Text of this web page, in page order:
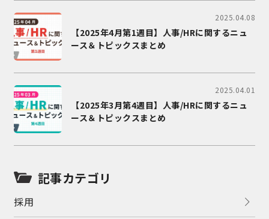
2025.04.08
【2025年4月第1週目】人事/HRに関するニュ
ース＆トピックスまとめ
2025.04.01
【2025年3月第4週目】人事/HRに関するニュ
ース＆トピックスまとめ
記事カテゴリ
採用